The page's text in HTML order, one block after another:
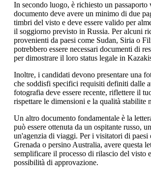
In secondo luogo, è richiesto un passaporto
documento deve avere un minimo di due
timbri del visto e deve essere valido per
il soggiorno previsto in Russia. Per alcuni
provenienti da paesi come Sudan, Siria o
potrebbero essere necessari documenti di
per dimostrare il loro status legale in
Inoltre, i candidati devono presentare una
che soddisfi specifici requisiti definiti dalle
fotografia deve essere recente, riflettere il
rispettare le dimensioni e la qualità stabilite
Un altro documento fondamentale è la
può essere ottenuta da un ospitante russo,
un'agenzia di viaggi. Per i visitatori di paesi
Grenada o persino Australia, avere questa
semplificare il processo di rilascio del visto
possibilità di approvazione.